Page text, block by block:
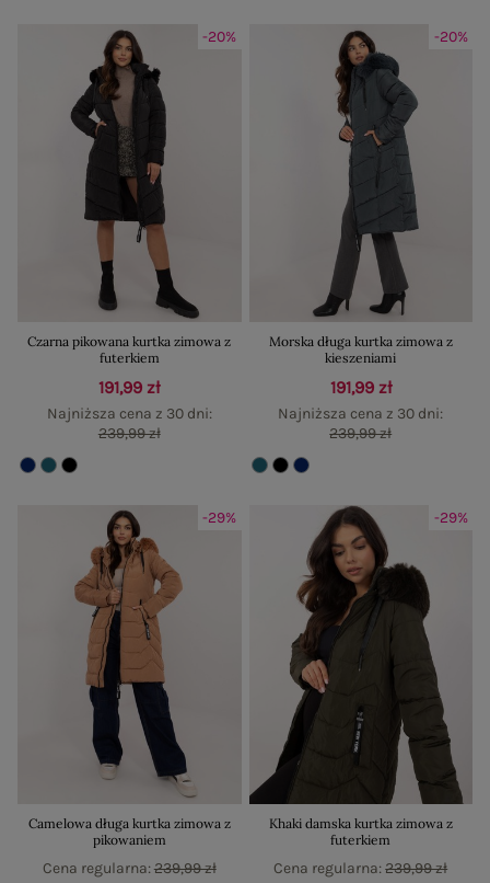
-20%
Czarna pikowana kurtka zimowa z
futerkiem
191,99 zł
Najniższa cena z 30 dni:
239,99 zł
-20%
Morska długa kurtka zimowa z
kieszeniami
191,99 zł
Najniższa cena z 30 dni:
239,99 zł
-29%
Camelowa długa kurtka zimowa z
pikowaniem
Cena regularna:239,99 zł
-29%
Khaki damska kurtka zimowa z
futerkiem
Cena regularna:239,99 zł